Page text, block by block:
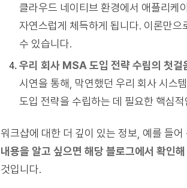
클라우드 네이티브 환경에서 애플리케
자연스럽게 체득하게 됩니다. 이론만
수 있습니다.
우리 회사 MSA 도입 전략 수립의 첫걸
시연을 통해, 막연했던 우리 회사 시스
도입 전략을 수립하는 데 필요한 핵심
워크샵에 대한 더 깊이 있는 정보, 예를 들
내용을 알고 싶으면 해당 블로그에서 확인
것입니다.